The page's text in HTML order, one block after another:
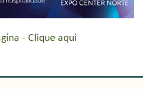
- Clique aqui